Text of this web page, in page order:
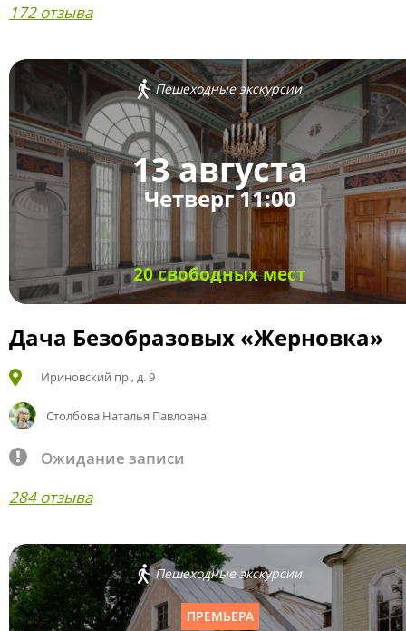
172 отзыва
Пешеходные экскурсии
13 августа
Четверг 11:00
20 свободных мест
Дача Безобразовых «Жерновка»
Ириновский пр., д. 9
Столбова Наталья Павловна
Ожидание записи
284 отзыва
Пешеходные экскурсии
ПРЕМЬЕРА